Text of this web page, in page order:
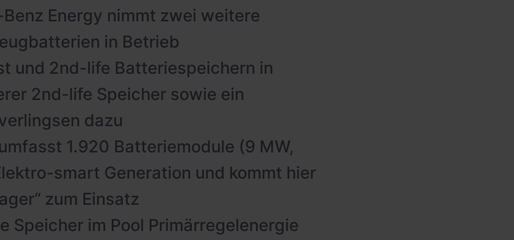
Benz Energy nimmt zwei weitere
in Betrieb
und 2nd-life Batteriespeichern in
2nd-life Speicher sowie ein
dazu
1.920 Batteriemodule (9 MW,
smart Generation und kommt hier
zum Einsatz
Speicher im Pool Primärregelenergie